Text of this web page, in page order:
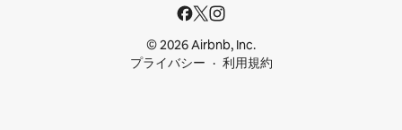
© 2026 Airbnb, Inc.
プライバシー
利用規約